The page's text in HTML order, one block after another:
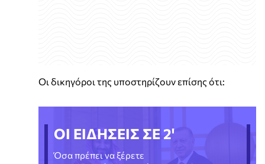
Οι δικηγόροι της υποστηρίζουν επίσης ότι:
ΟΙ ΕΙΔΗΣΕΙΣ ΣΕ 2'
Όσα πρέπει να ξέρετε